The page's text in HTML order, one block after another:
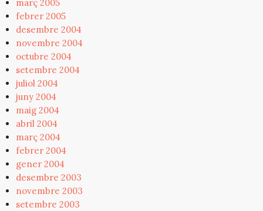
març 2005
febrer 2005
desembre 2004
novembre 2004
octubre 2004
setembre 2004
juliol 2004
juny 2004
maig 2004
abril 2004
març 2004
febrer 2004
gener 2004
desembre 2003
novembre 2003
setembre 2003